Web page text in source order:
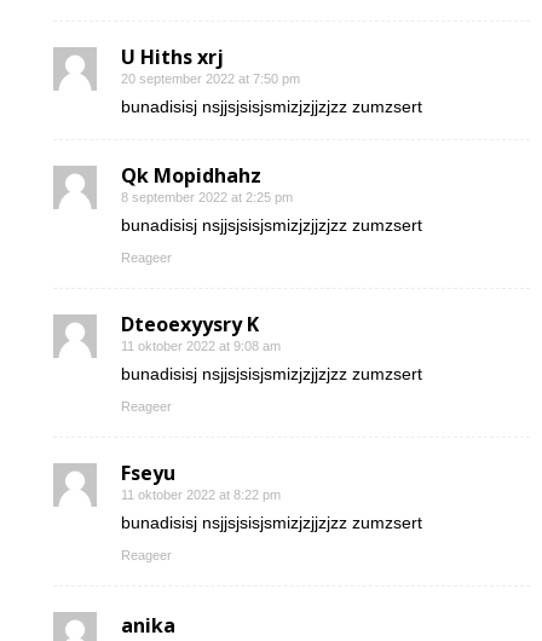
U Hiths xrj
20 september 2022 at 7:50 pm
bunadisisj nsjjsjsisjsmizjzjjzjzz zumzsert
Qk Mopidhahz
8 september 2022 at 2:25 pm
bunadisisj nsjjsjsisjsmizjzjjzjzz zumzsert
Reageer
Dteoexyysry K
11 oktober 2022 at 9:08 am
bunadisisj nsjjsjsisjsmizjzjjzjzz zumzsert
Reageer
Fseyu
11 oktober 2022 at 8:22 pm
bunadisisj nsjjsjsisjsmizjzjjzjzz zumzsert
Reageer
anika